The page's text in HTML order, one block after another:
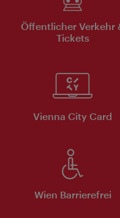
Öffentlicher Verkehr
Tickets
Vienna City Card
Wien Barrierefrei